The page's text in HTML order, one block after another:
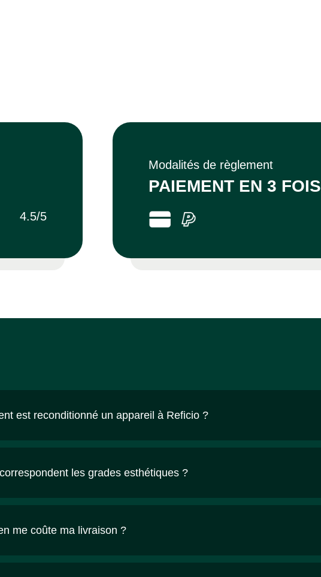
4.5/5
Modalités de règlement
PAIEMENT EN 3 FOIS
est reconditionné un appareil à Reficio ?
les grades esthétiques ?
me coûte ma livraison ?